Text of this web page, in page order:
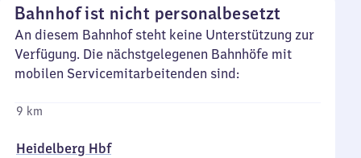
Bahnhof ist nicht personalbesetzt
An diesem Bahnhof steht keine Unterstützung zur
Verfügung. Die nächstgelegenen Bahnhöfe mit
mobilen Servicemitarbeitenden sind:
9 km
Heidelberg Hbf